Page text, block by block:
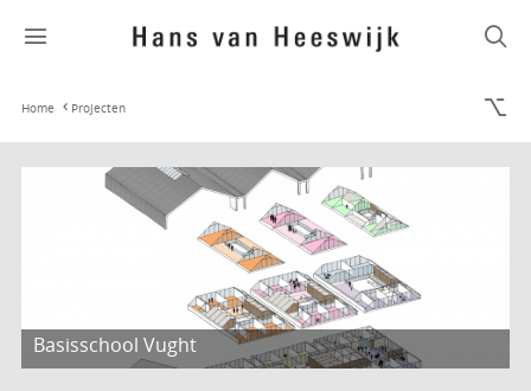
Home Projecten
Basisschool Vught